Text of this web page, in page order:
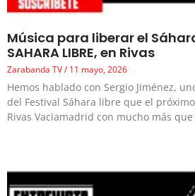
Música para liberar el
SAHARA LIBRE, en Rivas
Zarabanda TV 11 mayo, 2026
Hemos hablado con Sergio Jiménez,
del Festival Sáhara libre que el
Rivas Vaciamadrid con mucho más